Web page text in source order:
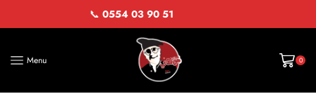
📞 0554 03 90 51
Menu 0